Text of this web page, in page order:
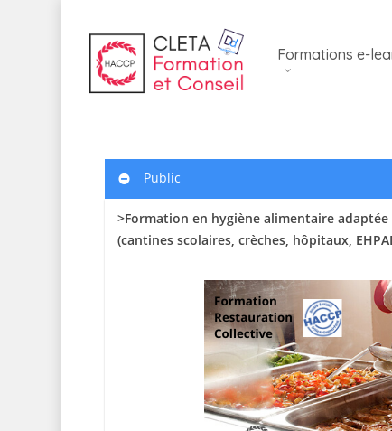
Formations e-
Public
>Formation en hygiène alimentaire
(cantines scolaires, crèches, hôpitaux,